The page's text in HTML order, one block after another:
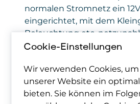
normalen Stromnetz ein
eingerichtet, mit dem
Beleuchtung etc.
und ausfallsicher betrieben
Du warst ja
Cookie-Einstellungen
Wir verwenden Cookies,
unserer Website ein
bieten. Sie können im